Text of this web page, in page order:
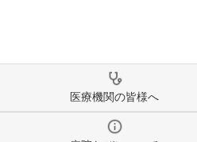
医療機関の皆様へ